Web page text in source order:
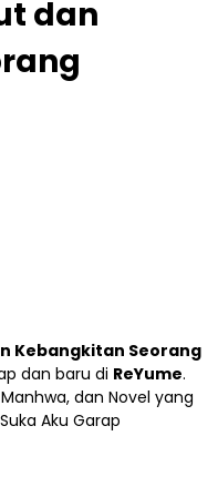
dan
Kebangkitan Seorang
dan baru di ReYume.
dan Novel yang
Aku Garap